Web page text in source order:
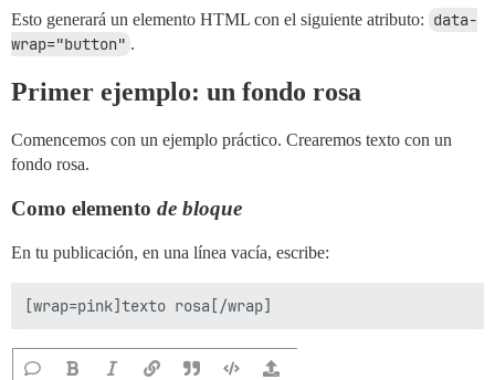
Esto generará un elemento HTML con el siguiente atributo: data-
wrap="button" .
Primer ejemplo: un fondo rosa
Comencemos con un ejemplo práctico. Crearemos texto con un
fondo rosa.
Como elemento de bloque
En tu publicación, en una línea vacía, escribe: